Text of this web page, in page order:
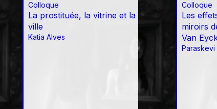
Colloque
La prostituée, la vitrine et la
ville
Katia Alves
Colloque
Les
miroirs
Van
Paraskevi